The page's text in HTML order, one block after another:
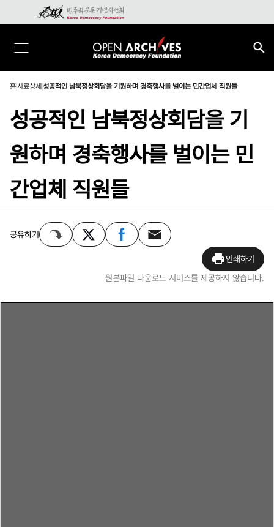
홈사료상세 성공적인 남북정상회담을 기원하며 경축행사를 벌이는 민간업체 직원들
성공적인 남북정상회담을 기
원하며 경축행사를 벌이는 민
간업체 직원들
공유하기
인쇄하기
원본파일 다운로드 서비스를 제공하지 않습니다.